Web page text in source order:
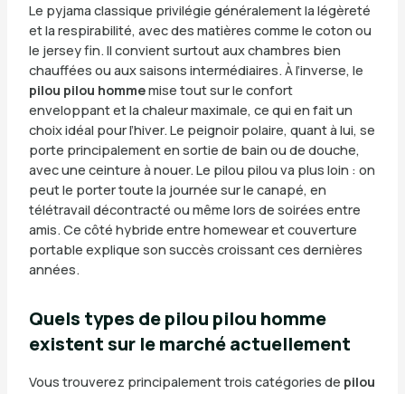
Le pyjama classique privilégie généralement la légèreté
et la respirabilité, avec des matières comme le coton ou
le jersey fin. Il convient surtout aux chambres bien
chauffées ou aux saisons intermédiaires. À l’inverse, le
pilou pilou hommemise tout sur le confort
enveloppant et la chaleur maximale, ce qui en fait un
choix idéal pour l’hiver. Le peignoir polaire, quant à lui, se
porte principalement en sortie de bain ou de douche,
avec une ceinture à nouer. Le pilou pilou va plus loin : on
peut le porter toute la journée sur le canapé, en
télétravail décontracté ou même lors de soirées entre
amis. Ce côté hybride entre homewear et couverture
portable explique son succès croissant ces dernières
années.
Quels types de pilou pilou homme
existent sur le marché actuellement
Vous trouverez principalement trois catégories de pilou